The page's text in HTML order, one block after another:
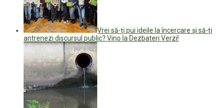
Vrei să-ți pui ideile la încercare și să-ți
antrenezi discursul public? Vino la Dezbateri Verzi!